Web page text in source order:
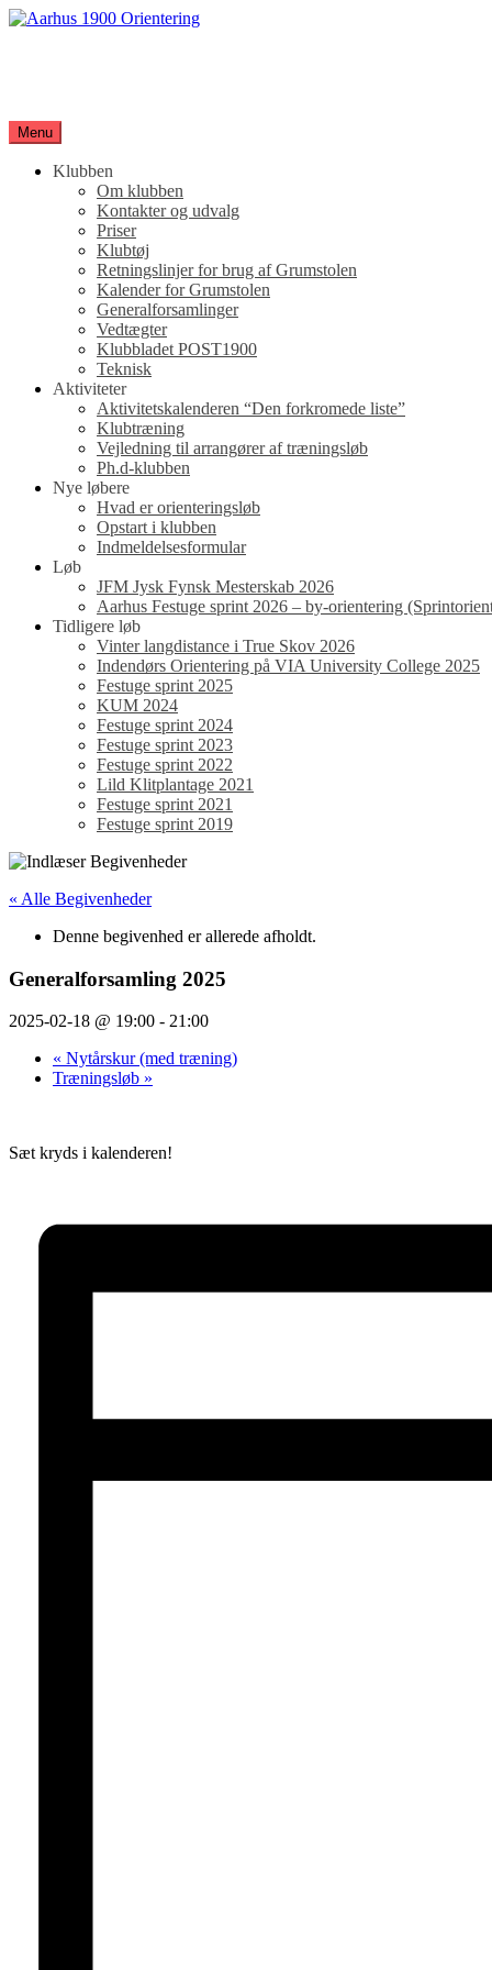
Spring
Menu
Klubben
Om klubben
Kontakter og udvalg
Priser
Klubtøj
Retningslinjer for brug af Grumstolen
Kalender for Grumstolen
Generalforsamlinger
Vedtægter
Klubbladet POST1900
Teknisk
Aktiviteter
Aktivitetskalenderen “Den forkromede liste”
Klubtræning
Vejledning til arrangører af træningsløb
Ph.d-klubben
Nye løbere
Hvad er orienteringsløb
Opstart i klubben
Indmeldelsesformular
Løb
JFM Jysk Fynsk Mesterskab 2026
Aarhus Festuge sprint 2026 – by-orientering
Tidligere løb
Vinter langdistance i True Skov 2026
Indendørs Orientering på VIA University College 2025
Festuge sprint 2025
KUM 2024
Festuge sprint 2024
Festuge sprint 2023
Festuge sprint 2022
Lild Klitplantage 2021
Festuge sprint 2021
Festuge sprint 2019
« Alle Begivenheder
Denne begivenhed er allerede afholdt.
Generalforsamling 2025
2025-02-18 @ 19:00 - 21:00
« Nytårskur (med træning)
Træningsløb »
Sæt kryds i kalenderen!